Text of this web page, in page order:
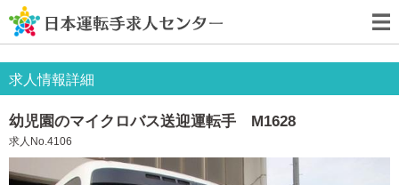
求人情報詳細
幼児園のマイクロバス送迎運転手 M1628
求人No.4106